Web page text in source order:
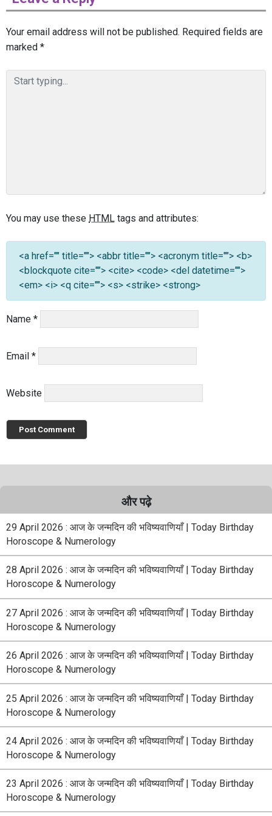
Your email address will not be published. Required fields are
marked *
You may use these HTML tags and attributes:
<a href="" title=""> <abbr title=""> <acronym title=""> <b>
<blockquote cite=""> <cite> <code> <del datetime="">
<em> <i> <q cite=""> <s> <strike> <strong>
Name *
Email *
Website
और पढ़े
29 April 2026 : आज के जन्मदिन की भविष्यवाणियाँ | Today Birthday
Horoscope & Numerology
28 April 2026 : आज के जन्मदिन की भविष्यवाणियाँ | Today Birthday
Horoscope & Numerology
27 April 2026 : आज के जन्मदिन की भविष्यवाणियाँ | Today Birthday
Horoscope & Numerology
26 April 2026 : आज के जन्मदिन की भविष्यवाणियाँ | Today Birthday
Horoscope & Numerology
25 April 2026 : आज के जन्मदिन की भविष्यवाणियाँ | Today Birthday
Horoscope & Numerology
24 April 2026 : आज के जन्मदिन की भविष्यवाणियाँ | Today Birthday
Horoscope & Numerology
23 April 2026 : आज के जन्मदिन की भविष्यवाणियाँ | Today Birthday
Horoscope & Numerology